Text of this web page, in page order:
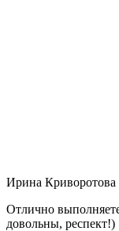
Ирина Криворотова
Отлично
довольны, респект!)